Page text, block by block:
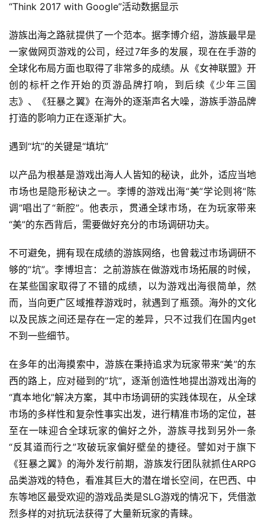
页
游
茶
原
创
游
业
界
手
游
戏
单
机
游
戏
休
闲
游
戏
2
0
2
5
第
“Think 2017 with Google”活动数据显示
游族出海之路就提供了一个范本。据李博介绍，游族最早是
一家做网页游戏的公司，经过7年多的发展，现在在手游的
全球化布局方面也取得了非常多的成绩。从《女神联盟》开
创的标杆之作开始的页游品牌打响，到后续《少年三国
志》、《狂暴之翼》在海外的逐渐声名大噪，游族手游品牌
打造的影响力正在逐渐扩大。
遇到“坑”的关键是“填坑”
以产品为根基是游戏出海人人皆知的秘诀，此外，适应当地
市场也是隐形秘诀之一。李博的游戏出海“美”学论则将“陈
调”唱出了“新腔”。他表示，贯通全球市场，在为玩家带来
“美”的东西背后，需要做好充分的市场调研功夫。
不可避免，拥有现在成绩的游族网络，也曾栽过市场调研不
够的“坑”。李博坦言：之前游族在做游戏市场拓展的时候，
在某些国家取得了不错的成绩，以为游戏出海很简单，然
而，当向更广区域推荐游戏时，就遇到了瓶颈。海外的文化
以及民族之间还是存在一定的差异，只不过我们在国内get
不到一些细节。
在多年的出海摸索中，游族在秉持追求为玩家带来“美”的东
西的路上，应对碰到的“坑”，逐渐创造性地提出游戏出海的
“真本地化”解决方案，其中市场调研的实践体现在，从全球
市场的多样性和复杂性事实出发，进行精准市场的定位，甚
至在一味迎合全球玩家的偏好之外，游族寻找到另外一条
“反其道而行之”攻破玩家偏好壁垒的捷径。譬如对于旗下
《狂暴之翼》的海外发行前期，游族发行团队就抓住ARPG
品类游戏的特色，看准其巨大的潜在增长空间，在巴西、中
东等地区最受欢迎的游戏品类是SLG游戏的情况下，凭借激
烈多样的对抗玩法获得了大量新玩家的青睐。